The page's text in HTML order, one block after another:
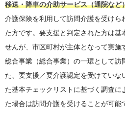
移送・降車の介助サービス（通院など
介護保険を利用して訪問介護を受けら
た方です。要支援と判定された方は基
せんが、市区町村が主体となって実施
総合事業（総合事業）の一環として訪
た、要支援／要介護認定を受けていな
た基本チェックリストに基づく調査
た場合は訪問介護を受けることが可能